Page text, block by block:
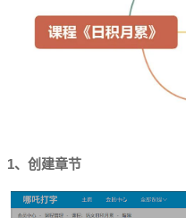
1、创建章节